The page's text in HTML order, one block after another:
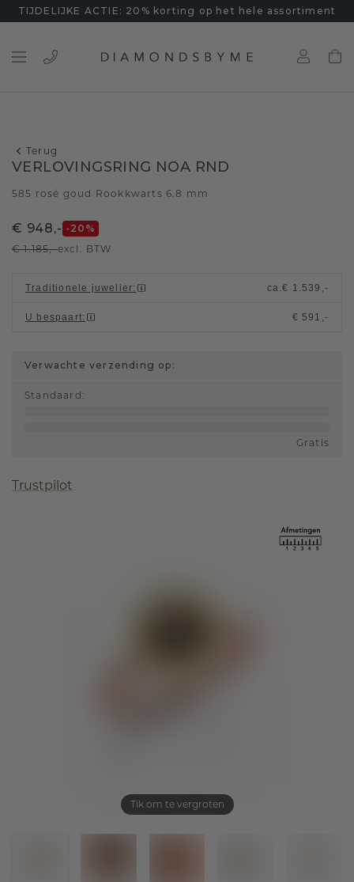
TIJDELIJKE ACTIE: 20% korting op het hele assortiment
Terug
Tik om te vergroten
VERLOVINGSRING NOA RND
585 rosé goud Rookkwarts 6.8 mm
€ 948,- -20 %
€ 1.185,-excl. BTW
Traditionele juwelier: ca.€ 1.539,-
U bespaart: € 591,-
Verwachte verzending op:
Standaard :
Gratis
Trustpilot